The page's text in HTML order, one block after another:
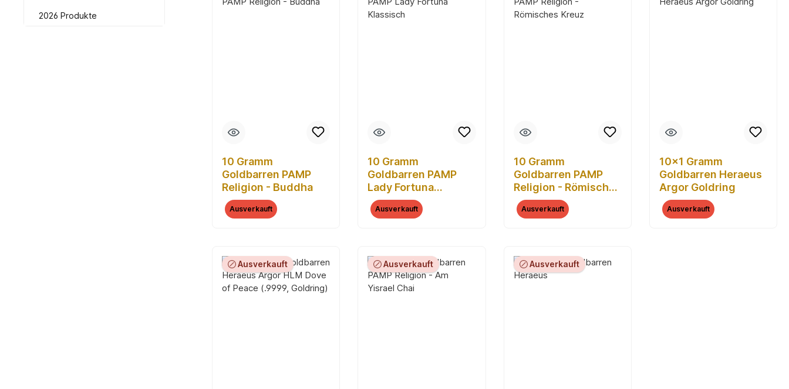
2026 Produkte
10 Gramm
Goldbarren PAMP
Religion - Buddha
Ausverkauft
10 Gramm
Goldbarren PAMP
Lady Fortuna
Klassisch
Ausverkauft
10 Gramm
Goldbarren PAMP
Religion - Römisches
Kreuz
Ausverkauft
10x1 Gramm
Goldbarren Heraeus
Argor Goldring
Ausverkauft
Ausverkauft Ausverkauft Ausverkauft